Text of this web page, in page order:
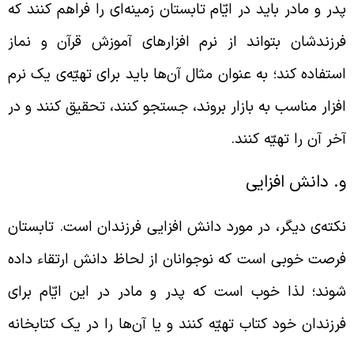
و مادر باید در ایّام تابستان زمینه‌ای را فراهم کنند که
بتواند از نرم افزارهای آموزش قرآن و نماز
کند؛ به عنوان مثال آن‌ها باید برای تهیّه‌ی یک نرم
مناسب به بازار بروند، جستجو کنند، تحقیق کنند و در
آن را تهیّه کنند.
دانش افزایی
دیگر، در مورد دانش افزایی فرزندان است. تابستان
خوبی است که نوجوانان از لحاظ دانش ارتقاء داده
لذا خوب است که پدر و مادر در این ایّام برای
خود کتاب تهیّه کنند و یا آن‌ها را در یک کتابخانه